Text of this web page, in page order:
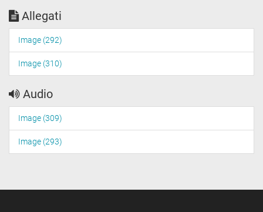
Allegati
Image (292)
Image (310)
Audio
Image (309)
Image (293)